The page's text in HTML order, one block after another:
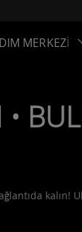
MERKEZİ
•
kalın!